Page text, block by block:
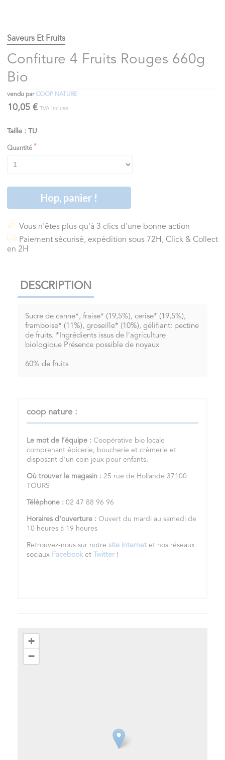
Saveurs Et Fruits
Confiture 4 Fruits Rouges 660g
Bio
vendu parCOOP NATURE
10,05 € TVA incluse
Taille : TU
Quantité
Hop, panier !
Vous n'êtes plus qu'à 3 clics d'une bonne action
Paiement sécurisé, expédition sous 72H, Click & Collect
en 2H
DESCRIPTION
Sucre de canne*, fraise* (19,5%), cerise* (19,5%),
framboise* (11%), groseille* (10%), gélifiant: pectine
de fruits. *Ingrédients issus de l'agriculture
biologique Présence possible de noyaux
60% de fruits
coop nature :
Le mot de l’équipe : Coopérative bio locale
comprenant épicerie, boucherie et crèmerie et
disposant d'un coin jeux pour enfants.
Où trouver le magasin : 25 rue de Hollande 37100
TOURS
Téléphone : 02 47 88 96 96
Horaires d'ouverture : Ouvert du mardi au samedi de
10 heures à 19 heures
Retrouvez-nous sur notre site internet et nos réseaux
sociaux Facebook et Twitter !
+
−